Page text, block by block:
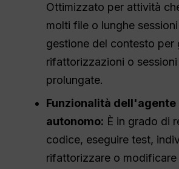
Ottimizzato per attività
molti file o lunghe
gestione del contesto per
rifattorizzazioni o
prolungate.
Funzionalità
autonomo: È in grado di
codice, eseguire test,
rifattorizzare o